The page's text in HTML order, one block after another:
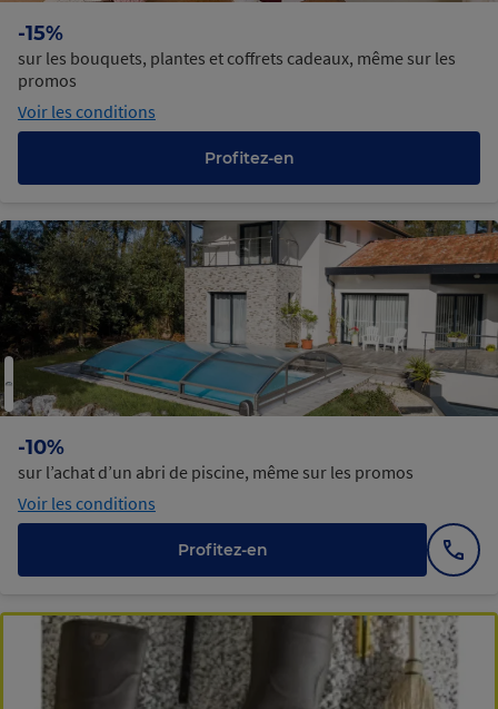
-15%
sur les bouquets, plantes et coffrets cadeaux, même sur les
promos
Voir les conditions
Profitez-en
-10%
sur l’achat d’un abri de piscine, même sur les promos
Voir les conditions
Profitez-en
le